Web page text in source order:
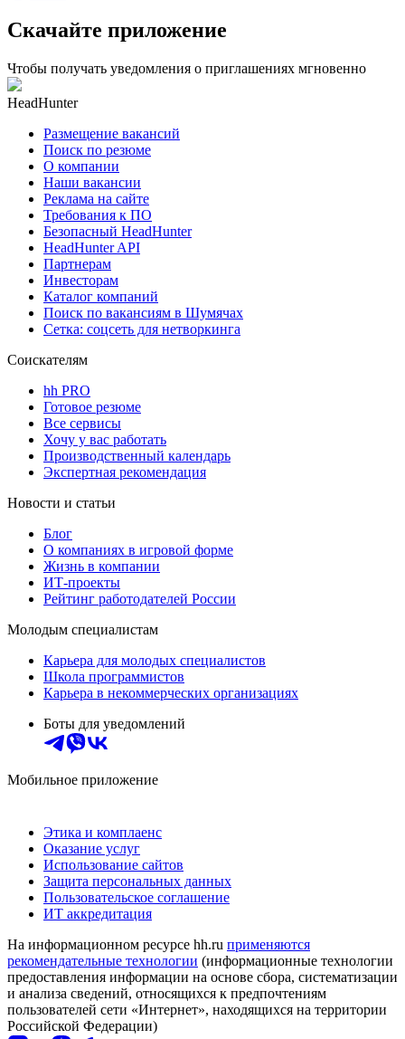
Скачайте приложение
Чтобы получать уведомления о приглашениях мгновенно
HeadHunter
Размещение вакансий
Поиск по резюме
О компании
Наши вакансии
Реклама на сайте
Требования к ПО
Безопасный HeadHunter
HeadHunter API
Партнерам
Инвесторам
Каталог компаний
Поиск по вакансиям в Шумячах
Сетка: соцсеть для нетворкинга
Соискателям
hh PRO
Готовое резюме
Все сервисы
Хочу у вас работать
Производственный календарь
Экспертная рекомендация
Новости и статьи
Блог
О компаниях в игровой форме
Жизнь в компании
ИТ-проекты
Рейтинг работодателей России
Молодым специалистам
Карьера для молодых специалистов
Школа программистов
Карьера в некоммерческих организациях
Боты для уведомлений
Мобильное приложение
Этика и комплаенс
Оказание услуг
Использование сайтов
Защита персональных данных
Пользовательское соглашение
ИТ аккредитация
На информационном ресурсе hh.ru применяются
рекомендательные технологии (информационные технологии
предоставления информации на основе сбора, систематизации
и анализа сведений, относящихся к предпочтениям
пользователей сети «Интернет», находящихся на территории
Российской Федерации)